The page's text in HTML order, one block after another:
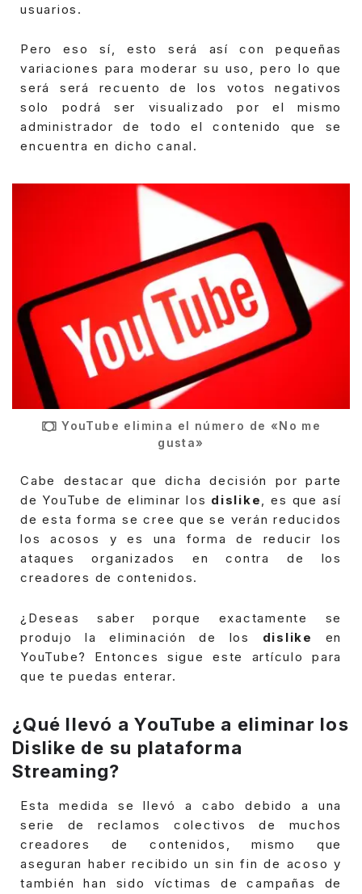
usuarios.
Pero eso sí, esto será así con pequeñas
variaciones para moderar su uso, pero lo que
será será recuento de los votos negativos
solo podrá ser visualizado por el mismo
administrador de todo el contenido que se
encuentra en dicho canal.
YouTube elimina el número de «No me
gusta»
Cabe destacar que dicha decisión por parte
de YouTube de eliminar los dislike, es que así
de esta forma se cree que se verán reducidos
los acosos y es una forma de reducir los
ataques organizados en contra de los
creadores de contenidos.
¿Deseas saber porque exactamente se
produjo la eliminación de los dislike
en
YouTube? Entonces sigue este artículo para
que te puedas enterar.
¿Qué llevó a YouTube a eliminar los
Dislike de su plataforma
Streaming?
Esta medida se llevó a cabo debido a una
serie de reclamos colectivos de muchos
creadores de contenidos, mismo que
aseguran haber recibido un sin fin de acoso y
también han sido víctimas de campañas de